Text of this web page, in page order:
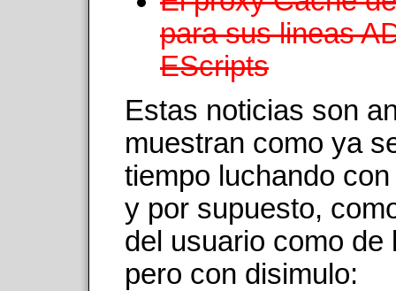
para sus lineas
EScripts
Estas noticias son
muestran como ya
tiempo luchando
y por supuesto,
del usuario como de
pero con disimulo: